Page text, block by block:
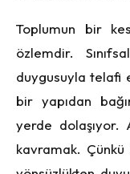
Toplumun bir
özlemdir.
duygusuyla telafi
bir yapıdan
yerde dolaşıyor.
kavramak. Çünkü